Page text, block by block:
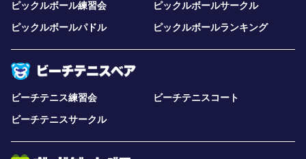
ピックルボール練習会
ピックルボールサークル
ピックルボールパドル
ピックルボールランキング
ビーチテニス練習会
ビーチテニスコート
ビーチテニスサークル